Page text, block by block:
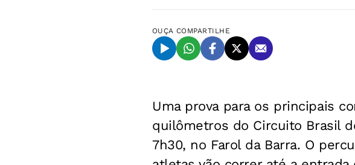
OUÇA COMPARTILHE
Uma prova para os principais
quilômetros do Circuito Brasil
7h30, no Farol da Barra. O